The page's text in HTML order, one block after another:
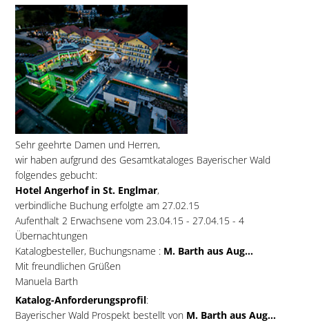
Sehr geehrte Damen und Herren,
wir haben aufgrund des Gesamtkataloges Bayerischer Wald
folgendes gebucht:
Hotel Angerhof in St. Englmar,
verbindliche Buchung erfolgte am 27.02.15
Aufenthalt 2 Erwachsene vom 23.04.15 - 27.04.15 - 4
Übernachtungen
Katalogbesteller, Buchungsname : M. Barth aus Aug...
Mit freundlichen Grüßen
Manuela Barth
Katalog-Anforderungsprofil:
Bayerischer Wald Prospekt bestellt von M. Barth aus Aug...